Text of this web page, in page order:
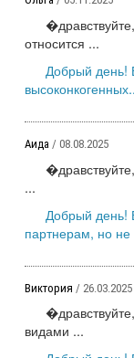
относится ...
Добрый день!
Аида / 08.08.2025
...
Добрый день!
партнерам, но не
Виктория / 26.03.2025
видами ...